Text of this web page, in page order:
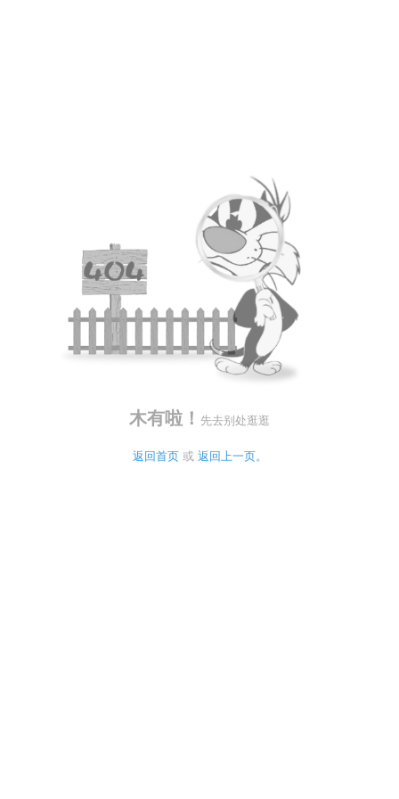
木有啦！ 先去别处逛逛
返回首页 或 返回上一页。